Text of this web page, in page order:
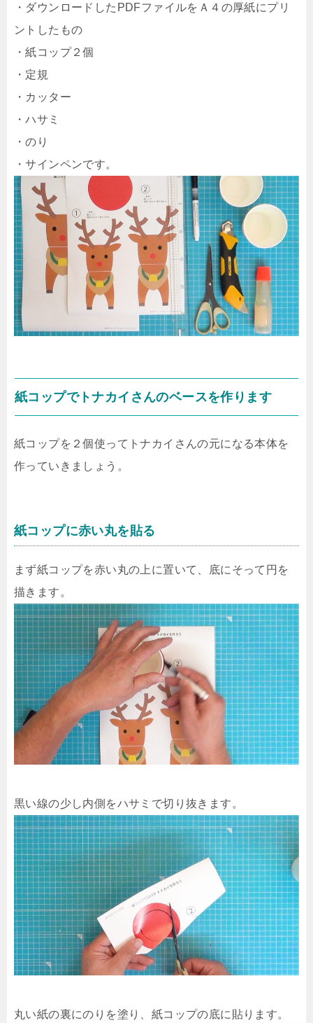
・ダウンロードしたPDFファイルをＡ４の厚紙にプリ
ントしたもの
・紙コップ２個
・定規
・カッター
・ハサミ
・のり
・サインペンです。
紙コップでトナカイさんのベースを作ります
紙コップを２個使ってトナカイさんの元になる本体を
作っていきましょう。
紙コップに赤い丸を貼る
まず紙コップを赤い丸の上に置いて、底にそって円を
描きます。
黒い線の少し内側をハサミで切り抜きます。
丸い紙の裏にのりを塗り、紙コップの底に貼ります。